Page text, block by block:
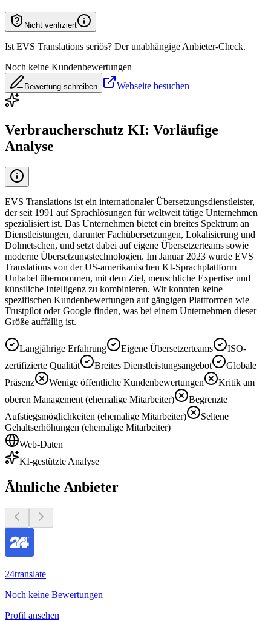
Nicht verifiziert
Ist EVS Translations seriös? Der unabhängige Anbieter-Check.
Noch keine Kundenbewertungen
Bewertung schreiben Webseite besuchen
Verbraucherschutz KI: Vorläufige
Analyse
EVS Translations ist ein internationaler Übersetzungsdienstleister,
der seit 1991 auf Sprachlösungen für weltweit tätige Unternehmen
spezialisiert ist. Das Unternehmen bietet ein breites Spektrum an
Dienstleistungen, darunter Fachübersetzungen, Lokalisierung und
Dolmetschen, und setzt dabei auf eigene Übersetzerteams sowie
moderne Übersetzungstechnologien. Im Januar 2023 wurde EVS
Translations von der US-amerikanischen KI-Sprachplattform
Unbabel übernommen, mit dem Ziel, menschliche Expertise und
künstliche Intelligenz zu kombinieren. Wir konnten keine
spezifischen Kundenbewertungen auf gängigen Plattformen wie
Trustpilot oder Google finden, was bei einem Unternehmen dieser
Größe auffällig ist.
Langjährige Erfahrung Eigene Übersetzerteams
ISO-
zertifizierte Qualität
Breites Dienstleistungsangebot
Globale
Präsenz
Wenige öffentliche Kundenbewertungen
Kritik am
oberen Management (ehemalige Mitarbeiter)
Begrenzte
Aufstiegsmöglichkeiten (ehemalige Mitarbeiter)
Seltene
Gehaltserhöhungen (ehemalige Mitarbeiter)
Web-Daten
KI-gestützte Analyse
Ähnliche Anbieter
24translate
Noch keine Bewertungen
Profil ansehen